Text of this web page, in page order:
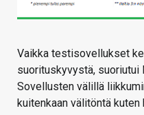
Vaikka testisovellukset
suorituskyvystä, suoriutui
Sovellusten välillä
kuitenkaan välitöntä